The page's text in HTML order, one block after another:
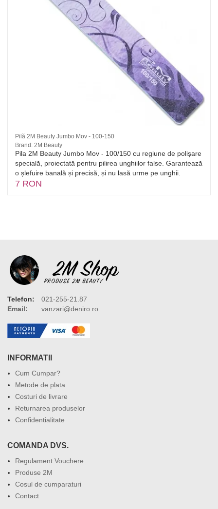
Pilă 2M Beauty Jumbo Mov - 100-150
Brand: 2M Beauty
Pila 2M Beauty Jumbo Mov - 100/150 cu regiune de polișare
specială, proiectată pentru pilirea unghiilor false. Garantează
o șlefuire banală și precisă, și nu lasă urme pe unghii.
7 RON
Telefon:
021-255-21.87
Email:
vanzari@deniro.ro
INFORMATII
Cum Cumpar?
Metode de plata
Costuri de livrare
Returnarea produselor
Confidentialitate
COMANDA DVS.
Regulament Vouchere
Produse 2M
Cosul de cumparaturi
Contact